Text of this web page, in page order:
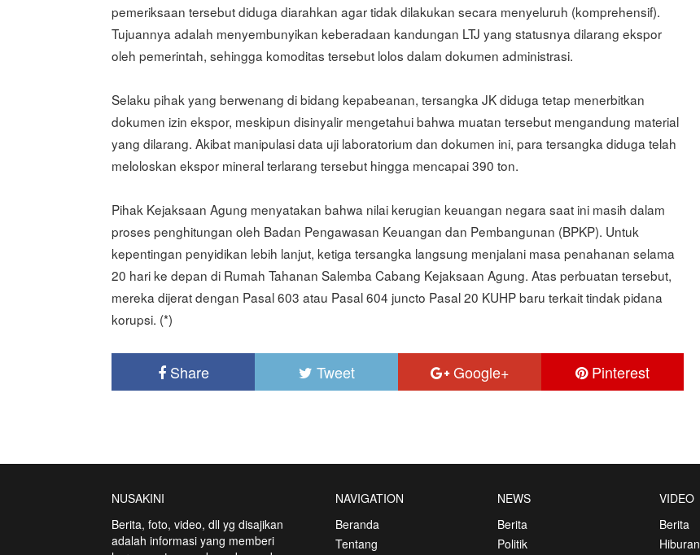
pemeriksaan tersebut diduga diarahkan agar tidak dilakukan secara menyeluruh (komprehensif).
Tujuannya adalah menyembunyikan keberadaan kandungan LTJ yang statusnya dilarang ekspor
oleh pemerintah, sehingga komoditas tersebut lolos dalam dokumen administrasi.
Selaku pihak yang berwenang di bidang kepabeanan, tersangka JK diduga tetap menerbitkan
dokumen izin ekspor, meskipun disinyalir mengetahui bahwa muatan tersebut mengandung material
yang dilarang. Akibat manipulasi data uji laboratorium dan dokumen ini, para tersangka diduga telah
meloloskan ekspor mineral terlarang tersebut hingga mencapai 390 ton.
Pihak Kejaksaan Agung menyatakan bahwa nilai kerugian keuangan negara saat ini masih dalam
proses penghitungan oleh Badan Pengawasan Keuangan dan Pembangunan (BPKP). Untuk
kepentingan penyidikan lebih lanjut, ketiga tersangka langsung menjalani masa penahanan selama
20 hari ke depan di Rumah Tahanan Salemba Cabang Kejaksaan Agung. Atas perbuatan tersebut,
mereka dijerat dengan Pasal 603 atau Pasal 604 juncto Pasal 20 KUHP baru terkait tindak pidana
korupsi. (*)
Share Tweet Google+ Pinterest
NUSAKINI
Berita, foto, video, dll yg disajikan
adalah informasi yang memberi
NAVIGATION
Beranda
Tentang
NEWS
Berita
Politik
VIDEO
Berita
Hiburan